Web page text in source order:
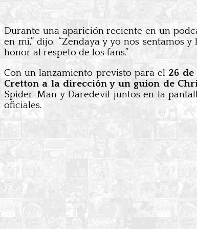
Durante una aparición reciente en un
en mí,” dijo. “Zendaya y yo nos sentamos
honor al respeto de los fans.”
Con un lanzamiento previsto para el26 de
Cretton a la dirección y un guion de
Spider-Man y Daredevil juntos en la
oficiales.